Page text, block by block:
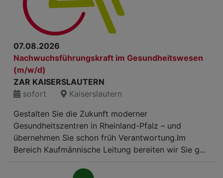
07.08.2026
Nachwuchsführungskraft im Gesundheitswesen
(m/w/d)
ZAR KAISERSLAUTERN
sofort
Kaiserslautern
Gestalten Sie die Zukunft moderner
Gesundheitszentren in Rheinland-Pfalz – und
übernehmen Sie schon früh Verantwortung.Im
Bereich Kaufmännische Leitung bereiten wir Sie g...